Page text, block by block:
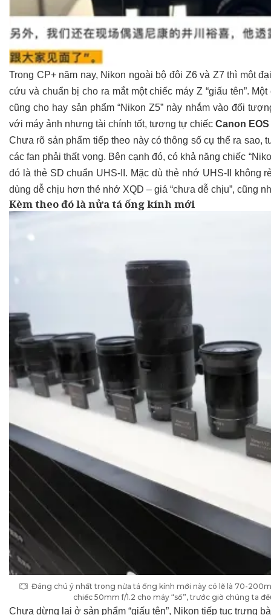
Trong CP+ năm nay, Nikon ngoài bộ đôi Z6 và Z7 thì một
cứu và chuẩn bị cho ra mắt một chiếc máy Z “giấu tên”.
cũng cho hay sản phẩm “Nikon Z5” này nhắm vào đối
với máy ảnh nhưng tài chính tốt, tương tự chiếc Canon EOS
Chưa rõ sản phẩm tiếp theo này có thông số cụ thể ra sao,
các fan phải thất vọng. Bên cạnh đó, có khả năng chiếc
đó là thẻ SD chuẩn UHS-II. Mặc dù thẻ nhớ UHS-II không
dùng dễ chịu hơn thẻ nhớ XQD – giá “chưa dễ chịu”, cũng
Kèm theo đó là nửa tá ống kính mới
Đáng chú ý nhất trong nửa tá ống kính mới này có lẽ là 70-
chiếc 50mm f/1.2 cho máy “số”, trước giờ chúng ta
Chưa dừng lại ở sản phẩm “giấu tên”, Nikon tiếp tục trưng